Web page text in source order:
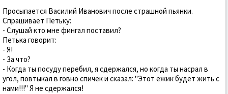
Просыпается Василий Иванович после страшной пьянки.
Спрашивает Петьку:
- Слушай кто мне фингал поставил?
Петька говорит:
- Я!
- За что?
- Когда ты посуду перебил, я сдержался, но когда ты насрал в
угол, повтыкал в говно спичек и сказал: "Этот ежик будет жить с
нами!!!" Я не сдержался!